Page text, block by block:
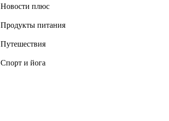
Новости плюс
Продукты питания
Путешествия
Спорт и йога